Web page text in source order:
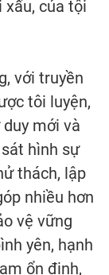
xấu, của tội
với truyền
tôi luyện,
mới và
hình sự
thách, lập
nhiều hơn
vệ vững
yên, hạnh
ổn định,